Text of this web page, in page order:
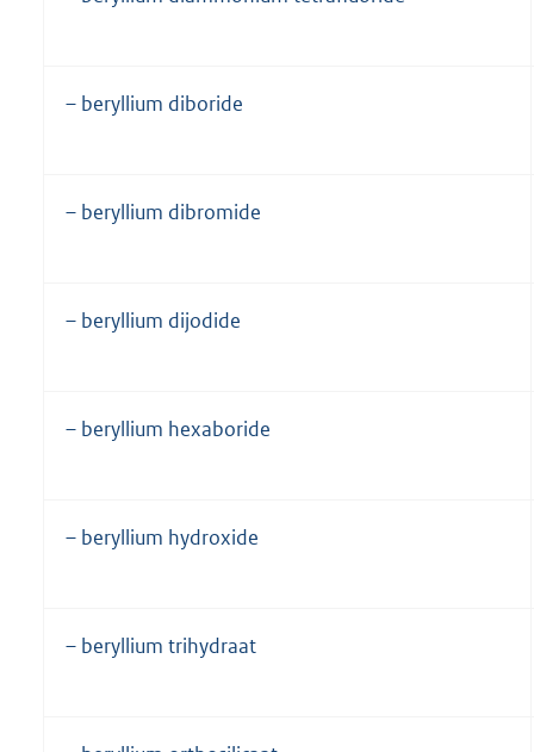
– beryllium diboride
– beryllium dibromide
– beryllium dijodide
– beryllium hexaboride
– beryllium hydroxide
– beryllium trihydraat